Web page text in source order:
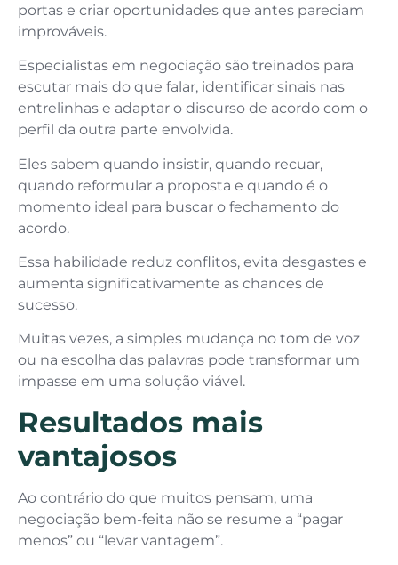
portas e criar oportunidades que antes pareciam
improváveis.
Especialistas em negociação são treinados para
escutar mais do que falar, identificar sinais nas
entrelinhas e adaptar o discurso de acordo com o
perfil da outra parte envolvida.
Eles sabem quando insistir, quando recuar,
quando reformular a proposta e quando é o
momento ideal para buscar o fechamento do
acordo.
Essa habilidade reduz conflitos, evita desgastes e
aumenta significativamente as chances de
sucesso.
Muitas vezes, a simples mudança no tom de voz
ou na escolha das palavras pode transformar um
impasse em uma solução viável.
Resultados mais
vantajosos
Ao contrário do que muitos pensam, uma
negociação bem-feita não se resume a “pagar
menos” ou “levar vantagem”.